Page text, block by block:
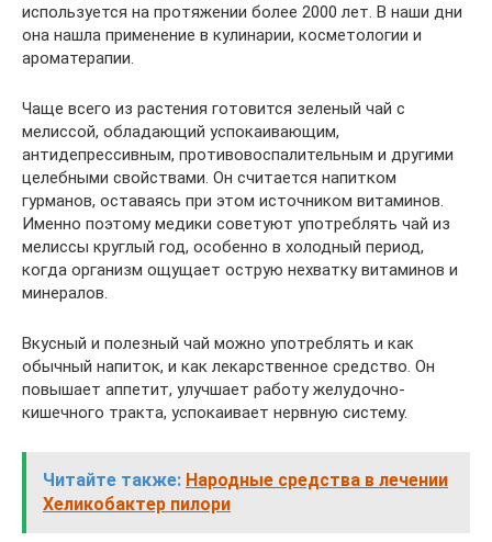
используется на протяжении более 2000 лет. В наши дни
она нашла применение в кулинарии, косметологии и
ароматерапии.
Чаще всего из растения готовится зеленый чай с
мелиссой, обладающий успокаивающим,
антидепрессивным, противовоспалительным и другими
целебными свойствами. Он считается напитком
гурманов, оставаясь при этом источником витаминов.
Именно поэтому медики советуют употреблять чай из
мелиссы круглый год, особенно в холодный период,
когда организм ощущает острую нехватку витаминов и
минералов.
Вкусный и полезный чай можно употреблять и как
обычный напиток, и как лекарственное средство. Он
повышает аппетит, улучшает работу желудочно-
кишечного тракта, успокаивает нервную систему.
Читайте также: Народные средства в лечении
Хеликобактер пилори